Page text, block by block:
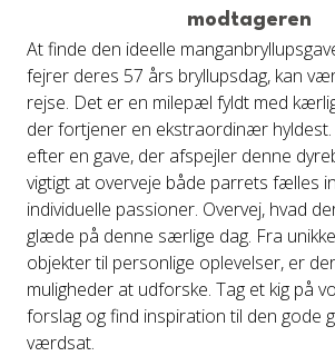
modtageren
At finde den ideelle
fejrer deres 57 års bryllupsdag, kan
rejse. Det er en milepæl fyldt med
der fortjener en ekstraordinær
efter en gave, der afspejler denne
vigtigt at overveje både parrets fælles
individuelle passioner. Overvej, hvad
glæde på denne særlige dag. Fra
objekter til personlige oplevelser, er
muligheder at udforske. Tag et kig på
forslag og find inspiration til den gode
værdsat.